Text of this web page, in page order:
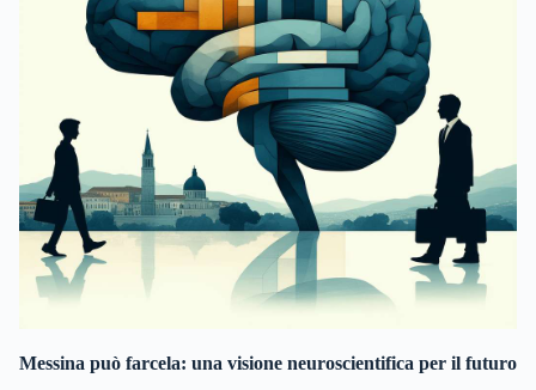
Messina può farcela: una visione neuroscientifica per il futuro